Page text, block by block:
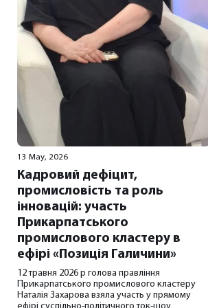
13 May, 2026
Кадровий дефіцит,
промисловість та роль
інновацій: участь
Прикарпатського
промислового кластеру в
ефірі «Позиція Галичини»
12 травня 2026 р голова правління
Прикарпатського промислового кластеру
Наталія Захарова взяла участь у прямому